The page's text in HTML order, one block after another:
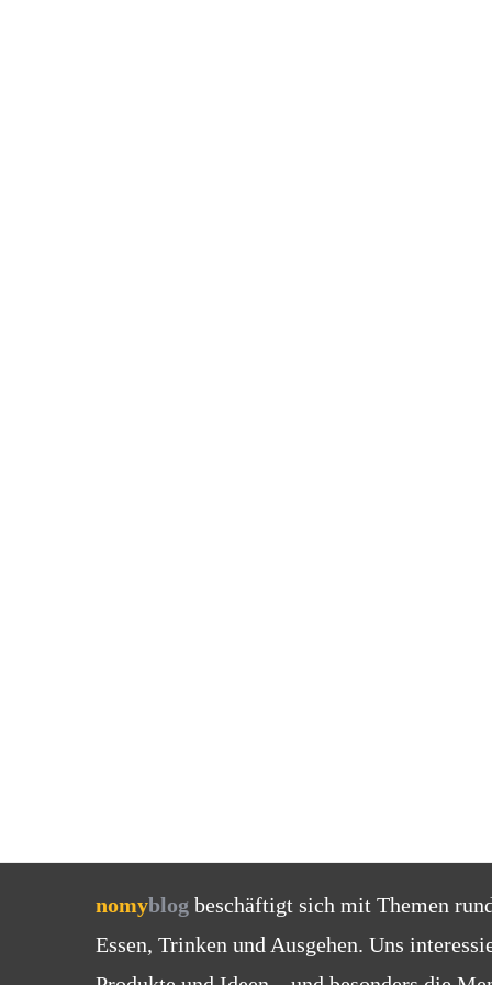
nomyblog beschäftigt sich mit Themen
Essen, Trinken und Ausgehen. Uns